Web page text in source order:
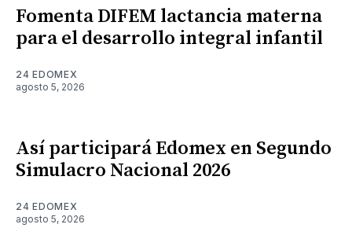
Fomenta DIFEM lactancia materna
para el desarrollo integral infantil
24 EDOMEX
agosto 5, 2026
Así participará Edomex en Segundo
Simulacro Nacional 2026
24 EDOMEX
agosto 5, 2026